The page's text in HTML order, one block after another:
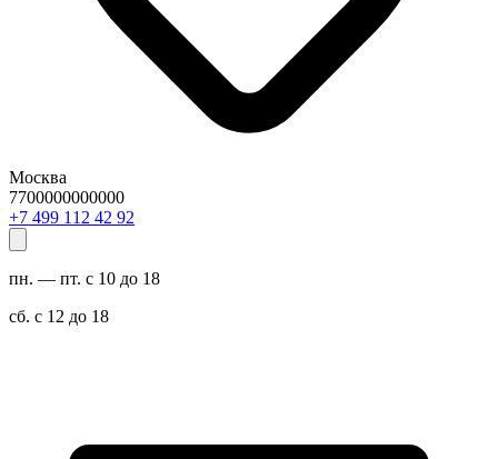
Москва
7700000000000
29 24 211 994 7+
пн. — пт. с 10 до 18
сб. с 12 до 18